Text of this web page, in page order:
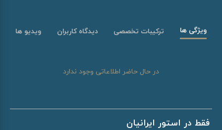
ویژگی ها ترکیبات تخصصی دیدگاه کاربران ویدیو ها
در حال حاضر اطلاعاتی وجود ندارد
فقط در استور ایرانیان